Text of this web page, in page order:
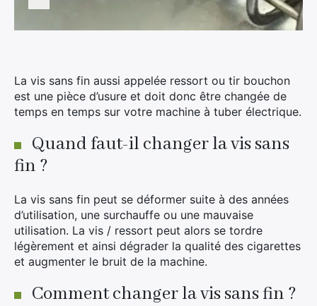
La vis sans fin aussi appelée ressort ou tir bouchon
est une pièce d’usure et doit donc être changée de
temps en temps sur votre machine à tuber électrique.
Quand faut-il changer la vis sans
fin ?
La vis sans fin peut se déformer suite à des années
d’utilisation, une surchauffe ou une mauvaise
utilisation. La vis / ressort peut alors se tordre
légèrement et ainsi dégrader la qualité des cigarettes
et augmenter le bruit de la machine.
Comment changer la vis sans fin ?
SoGood
100ml
Booster E-Liquide
Divers
Salé